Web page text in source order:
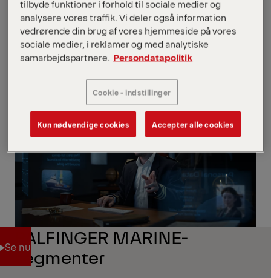
offentlig sektor,offshore-vindogakvakultur
Se vores servicenetværk
Se vores karrieremuligheder
Se nuPALFINGER MARINE-
segmenter
tilbyde funktioner i forhold til sociale medier og
analysere vores traffik. Vi deler også information
vedrørende din brug af vores hjemmeside på vores
sociale medier, i reklamer og med analytiske
samarbejdspartnere. Persondatapolitik
Cookie - indstillinger
Kun nødvendige cookies Accepter alle cookies